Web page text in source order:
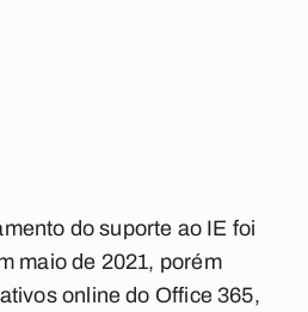
do suporte ao IE foi
maio de 2021, porém
online do Office 365,